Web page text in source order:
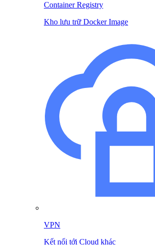
Container Registry
Kho lưu trữ Docker Image
VPN
Kết nối tới Cloud khác